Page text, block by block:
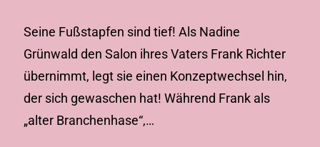
Seine Fußstapfen sind tief! Als Nadine
Grünwald den Salon ihres Vaters Frank Richter
übernimmt, legt sie einen Konzeptwechsel hin,
der sich gewaschen hat! Während Frank als
„alter Branchenhase“,…